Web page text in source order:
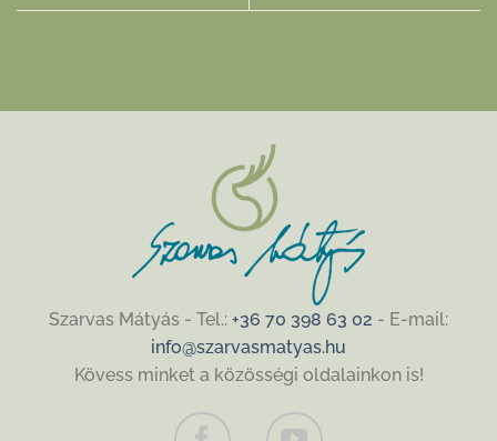
Szarvas Mátyás - Tel.: +36 70 398 63 02 - E-mail:
info@szarvasmatyas.hu
Kövess minket a közösségi oldalainkon is!